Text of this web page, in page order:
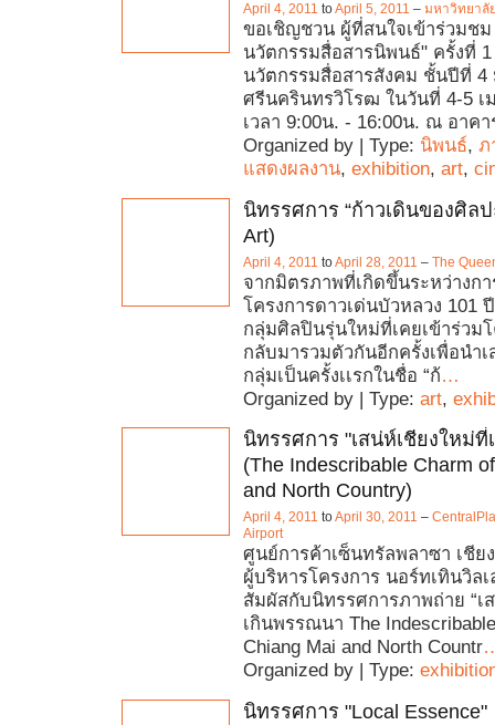
April 4, 2011 toApril 5, 2011 – มหาวิทยาลั
ขอเชิญชวน ผู้ที่สนใจเข้าร่วมช
นวัตกรรมสื่อสารนิพนธ์" ครั้งที่
นวัตกรรมสื่อสารสังคม ชั้นปีที่ 4
ศรีนครินทรวิโรฒ ในวันที่ 4-5 เ
เวลา 9:00น. - 16:00น. ณ อาคา
Organized by | Type: นิพนธ์, ภ
แสดงผลงาน, exhibition, art,
นิทรรศการ “ก้าวเดินของศิลป
Art)
April 4, 2011 toApril 28, 2011 – The
จากมิตรภาพที่เกิดขึ้นระหว่างก
โครงการดาวเด่นบัวหลวง 101
กลุ่มศิลปินรุ่นใหม่ที่เคยเข้าร่วม
กลับมารวมตัวกันอีกครั้งเพื่อนำ
กลุ่มเป็นครั้งเเรกในชื่อ “ก้…
Organized by | Type: art,
นิทรรศการ "เสน่ห์เชียงใหม่
(The Indescribable Charm
and North Country)
April 4, 2011 toApril 30, 2011 –
Airport
ศูนย์การค้าเซ็นทรัลพลาซา เชีย
ผู้บริหารโครงการ นอร์ทเทินวิล
สัมผัสกับนิทรรศการภาพถ่าย “เ
เกินพรรณนา The
Chiang Mai and North Countr
Organized by | Type:
นิทรรศการ "Local Essence"